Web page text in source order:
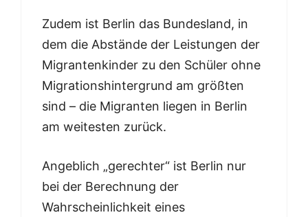
Zudem ist Berlin das Bundesland, in
dem die Abstände der Leistungen der
Migrantenkinder zu den Schüler ohne
Migrationshintergrund am größten
sind – die Migranten liegen in Berlin
am weitesten zurück.
Angeblich „gerechter“ ist Berlin nur
bei der Berechnung der
Wahrscheinlichkeit eines